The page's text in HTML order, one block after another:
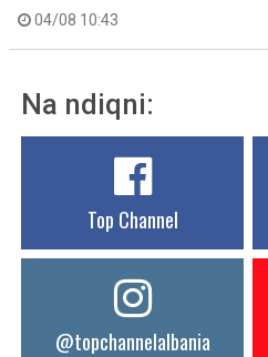
04/08 10:43
Na ndiqni:
Top Channel
@topchannelalbania